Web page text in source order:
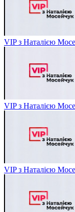
VIP з Наталією
VIP з Наталією
VIP з Наталією